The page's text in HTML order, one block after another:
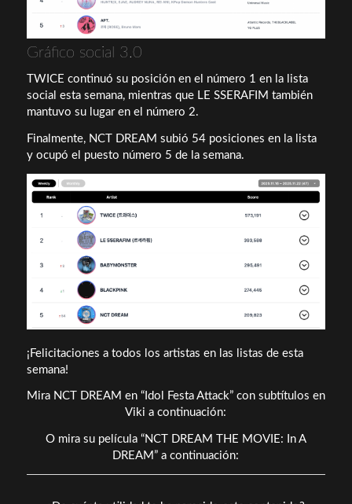
Gráfico social 3.0
TWICE continuó su posición en el número 1 en la lista
social esta semana, mientras que LE SSERAFIM también
mantuvo su lugar en el número 2.
Finalmente, NCT DREAM subió 54 posiciones en la lista
y ocupó el puesto número 5 de la semana.
¡Felicitaciones a todos los artistas en las listas de esta
semana!
Mira NCT DREAM en “Idol Festa Attack” con subtítulos en
Viki a continuación:
O mira su película “NCT DREAM THE MOVIE: In A
DREAM” a continuación: